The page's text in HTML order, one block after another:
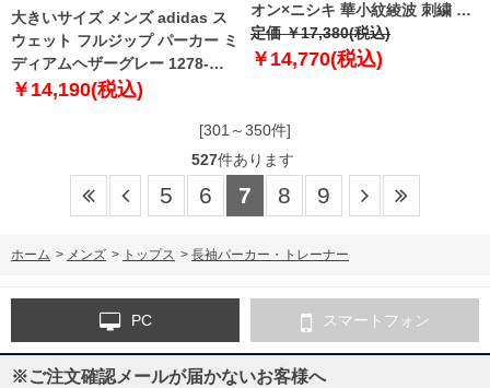
大きいサイズ メンズ adidas ス
ウェット フルジップ パーカー ミ
ディアムヘザーグレー 1278-
3301-4 3XO 4XO 5XO 6XO 7XO
￥14,190(税込)
オン×ニシキ 華小紋綾波 刺繍 フ
ルジップ パーカー 544200k
定価 ￥17,380(税込)
￥14,770(税込)
[301～350件]
527件あります
5 6 7 8 9
ホーム > メンズ > トップス > 長袖パーカー・トレーナー
PC スマートフォン
※ご注文確認メールが届かないお客様へ